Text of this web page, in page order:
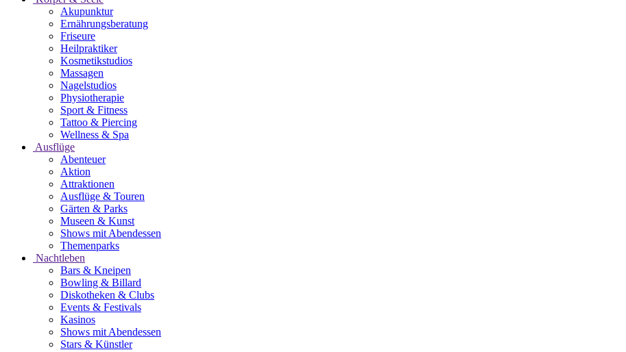
Akupunktur
Ernährungsberatung
Friseure
Heilpraktiker
Kosmetikstudios
Massagen
Nagelstudios
Physiotherapie
Sport & Fitness
Tattoo & Piercing
Wellness & Spa
Ausflüge
Abenteuer
Aktion
Attraktionen
Ausflüge & Touren
Gärten & Parks
Museen & Kunst
Shows mit Abendessen
Themenparks
Nachtleben
Bars & Kneipen
Bowling & Billard
Diskotheken & Clubs
Events & Festivals
Kasinos
Shows mit Abendessen
Stars & Künstler